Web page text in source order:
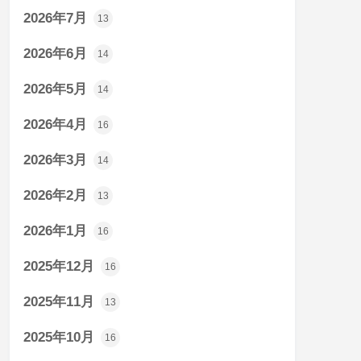
2026年7月 13
2026年6月 14
2026年5月 14
2026年4月 16
2026年3月 14
2026年2月 13
2026年1月 16
2025年12月 16
2025年11月 13
2025年10月 16